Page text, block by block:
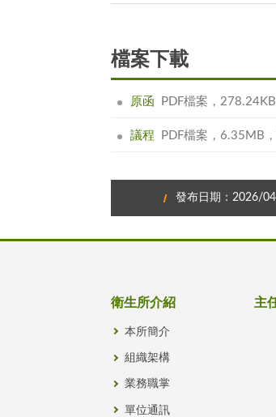
檔案下載
原函 PDF檔案，
議程 PDF檔案，6.35MB
發布日期：2026/
衛生所介紹
本所簡介
組織架構
業務職掌
單位通訊
主